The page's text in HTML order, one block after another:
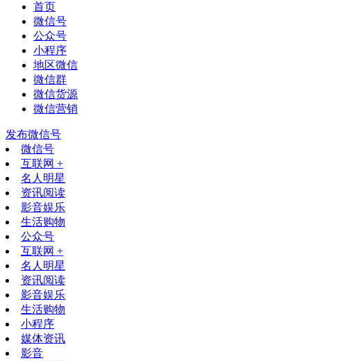
首页
微信号
公众号
小程序
地区微信
微信群
微信货源
微信营销
发布微信号
微信号
互联网 +
名人明星
资讯阅读
影音娱乐
生活购物
公众号
互联网 +
名人明星
资讯阅读
影音娱乐
生活购物
小程序
媒体资讯
影音